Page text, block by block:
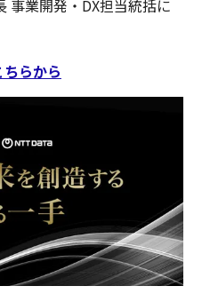
事業開発・DX担当統括に
らから